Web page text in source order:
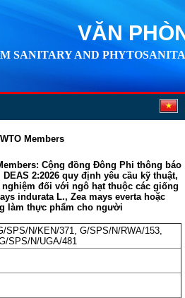
VĂN
SANITARY AND
Members
Cộng đồng Đông Phi thông báo
2:2026 quy định yêu cầu kỹ thuật,
đối với ngô hạt thuộc các giống
indurata L., Zea mays everta hoặc
làm thực phẩm cho người
SPS/N/KEN/371, G/SPS/N/RWA/153,
SPS/N/UGA/481